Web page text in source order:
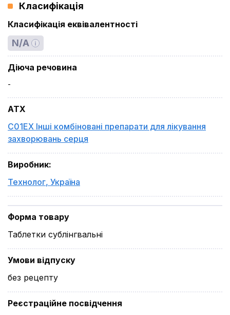
Класифікація
Класифікація еквівалентності
N/A
Діюча речовина
-
ATX
C01EX Інші комбіновані препарати для лікування
захворювань серця
Виробник:
Технолог, Україна
Форма товару
Таблетки сублінгвальні
Умови відпуску
без рецепту
Реєстраційне посвідчення